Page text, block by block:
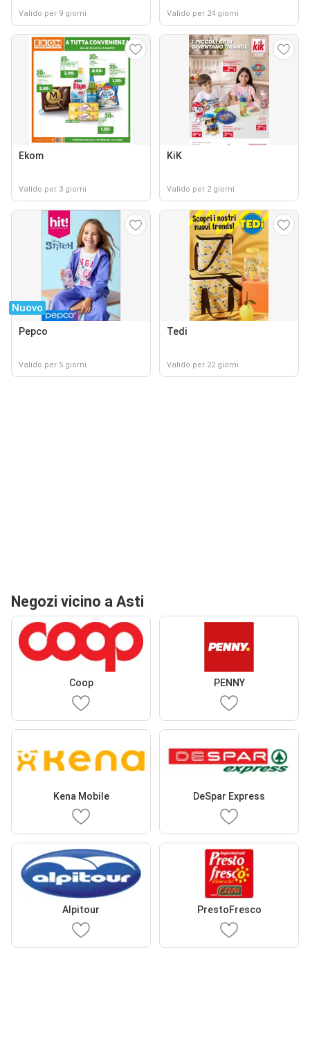
Valido per 9 giorni Valido per 24 giorni
Ekom
Valido per 3 giorni
KiK
Valido per 2 giorni
Nuovo
Pepco
Valido per 5 giorni
Tedi
Valido per 22 giorni
Negozi vicino a Asti
Coop PENNY
Kena Mobile DeSpar Express
Alpitour PrestoFresco